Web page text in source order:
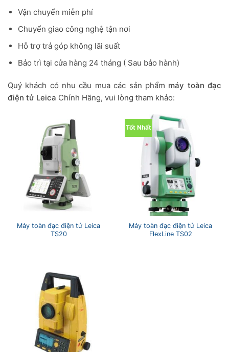
Vận chuyển miễn phí
Chuyển giao công nghệ tận nơi
Hỗ trợ trả góp không lãi suất
Bảo trì tại cửa hàng 24 tháng ( Sau bảo hành)
Quý khách có nhu cầu mua các sản phẩm máy toàn đạc
điện tử Leica Chính Hãng, vui lòng tham khảo:
Máy toàn đạc điện tử Leica
TS20
Tốt Nhất
Máy toàn đạc điện tử Leica
FlexLine TS02